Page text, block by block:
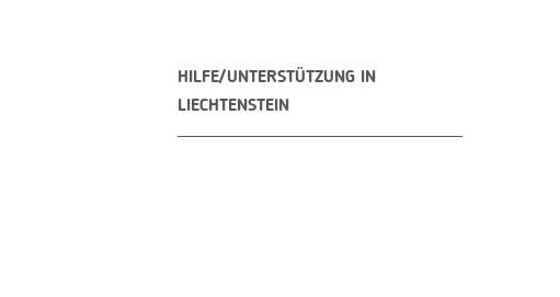
HILFE/UNTERSTÜTZUNG IN
LIECHTENSTEIN